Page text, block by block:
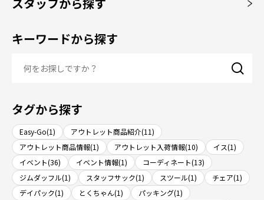
キーワードから探す
タグから探す
Easy-Go(1)
アウトレット商品紹介(11)
アウトレット商品情報(1)
アウトレット入荷情報(10)
イス(1)
イベント(36)
イベント情報(1)
コーディネート(13)
ジムダッフル(1)
スタッフサック(1) スツール(1)
チェア(1)
デイパック(1)
とくちゃん(1)
パッキング(1)